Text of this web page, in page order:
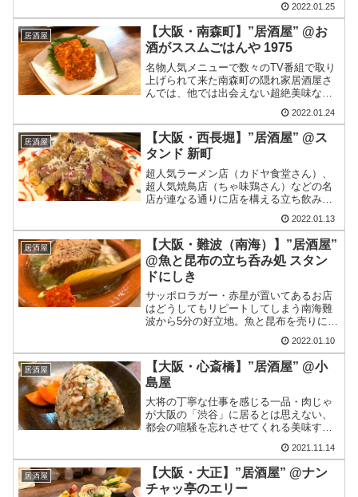
き若きイケメンが調理を担っているが、
そのビジュアルとは裏腹の美味しい料理
と所々にこだわりを、、、
2022.01.25
居酒屋
【大阪・南森町】”居酒屋” @お
酒がススムごはんや 1975
名物人気メニューで数々のTV番組で取り
上げられて来た南森町の隠れ家居酒屋さ
んでは、他では出会えない超絶美味なお
ではなく、これを食べたら衝撃が走るこ
と間違いない。そのメニューとは、、、
2022.01.24
居酒屋
【大阪・西長堀】”居酒屋” @ス
タンド 新町
超人気ラーメン店（カドヤ食堂さん）、
超人気焼鳥店（ちゃ味鶏さん）などの名
店が連なる通りに店を構える立ち飲み屋
る。料理は立ち飲み屋さんのクオリティ
を遥かに超えている。プロの狩人さんが
狩った鹿の料理も・・・
2022.01.13
居酒屋
【大阪・難波（南海）】”居酒屋”
@魚と昆布の立ち呑み処 スタン
ドにしき
サッポロラガー・赤星が置いてあるお店
はどうしてもリピートしてしまう南海難
波から5分の好立地。魚と昆布を売りにし
このエリアには、裏なんばも近く、それ
こそ立ち飲みスポットは名店含めたくさ
んある。「丑寅」さん、...
2022.01.10
居酒屋
【大阪・心斎橋】”居酒屋” @小
島屋
大将の丁寧な仕事を感じる一品・肉じゃ
が大阪の「渋谷」に居るとは思えない、
都会の喧騒を忘れさせてくれる美味すぎ
ば大阪随一のオシャレな繁華街。しかも
どちらかというと若者の街のイメージ。
東京で言うところの「渋谷...
2021.11.14
居酒屋
【大阪・大正】”居酒屋” @ナン
チャッ亭のエリー